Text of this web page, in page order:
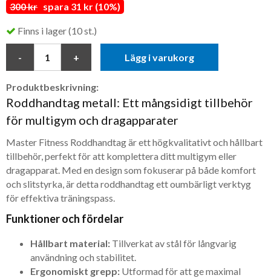
300 kr spara 31 kr (10%)
Finns i lager (10 st.)
Lägg i varukorg
Produktbeskrivning:
Roddhandtag metall: Ett mångsidigt tillbehör
för multigym och dragapparater
Master Fitness Roddhandtag är ett högkvalitativt och hållbart
tillbehör, perfekt för att komplettera ditt multigym eller
dragapparat. Med en design som fokuserar på både komfort
och slitstyrka, är detta roddhandtag ett oumbärligt verktyg
för effektiva träningspass.
Funktioner och fördelar
Hållbart material: Tillverkat av stål för långvarig
användning och stabilitet.
Ergonomiskt grepp: Utformad för att ge maximal